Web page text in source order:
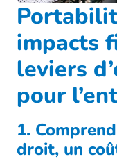
impacts
leviers
pour
1.
droit, un